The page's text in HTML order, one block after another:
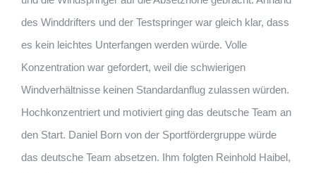
des Winddrifters und der Testspringer war gleich klar, dass
es kein leichtes Unterfangen werden würde. Volle
Konzentration war gefordert, weil die schwierigen
Windverhältnisse keinen Standardanflug zulassen würden.
Hochkonzentriert und motiviert ging das deutsche Team an
den Start. Daniel Born von der Sportfördergruppe würde
das deutsche Team absetzen. Ihm folgten Reinhold Haibel,